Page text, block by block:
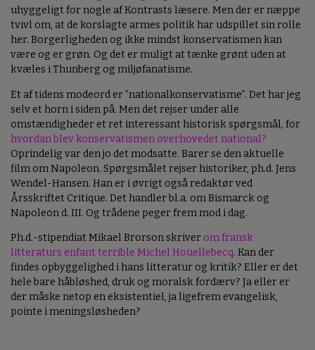
uhyggeligt for nogle af Kontrasts læsere. Men der er næppe
tvivl om, at de korslagte armes politik har udspillet sin rolle
her. Borgerligheden og ikke mindst konservatismen kan
være og er grøn. Og det er muligt at tænke grønt uden at
kvæles i Thunberg og miljøfanatisme.
Et af tidens modeord er ”nationalkonservatisme”. Det har jeg
selv et horn i siden på. Men det rejser under alle
omstændigheder et ret interessant historisk spørgsmål, for
hvordan blev konservatismen overhovedet national?
Oprindelig var den jo det modsatte. Barer se den aktuelle
film om Napoleon. Spørgsmålet rejser historiker, ph.d. Jens
Wendel-Hansen. Han er i øvrigt også redaktør ved
Årsskriftet Critique. Det handler bl.a. om Bismarck og
Napoleon d. III. Og trådene peger frem mod i dag.
Ph.d.-stipendiat Mikael Brorson skriver om fransk
litteraturs enfant terrible Michel Houellebecq. Kan der
findes opbyggelighed i hans litteratur og kritik? Eller er det
hele bare håbløshed, druk og moralsk fordærv? Ja eller er
der måske netop en eksistentiel, ja ligefrem evangelisk,
pointe i meningsløsheden?